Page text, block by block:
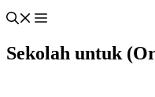
Sekolah untuk